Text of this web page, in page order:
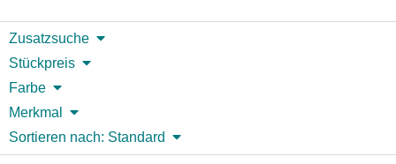
Zusatzsuche
Stückpreis
Farbe
Merkmal
Sortieren nach: Standard